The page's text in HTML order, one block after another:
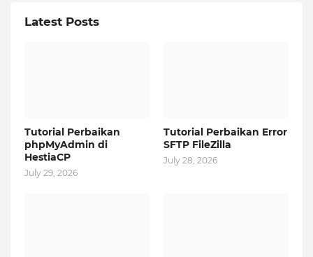
Latest Posts
Tutorial Perbaikan
phpMyAdmin di
HestiaCP
July 29, 2026
Tutorial Perbaikan Error
SFTP FileZilla
July 28, 2026